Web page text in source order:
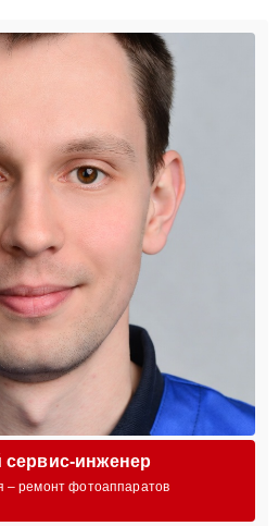
сервис-инженер
– ремонт фотоаппаратов